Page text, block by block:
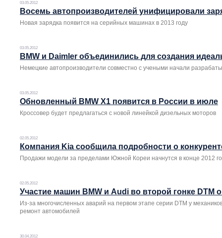
03.05.2012
Восемь автопроизводителей унифицировали
Новая зарядка появится на серийных машинах в 2013 году
03.05.2012
BMW и Daimler объединились для создания
Немецкие автопроизводители совместно с учеными начали
03.05.2012
Обновленный BMW X1 появится в России в июле
Кроссовер будет предлагаться с новой линейкой дизельных моторов
02.05.2012
Компания Kia сообщила подробности о
Продажи модели за пределами Южной Кореи начнутся в конце 2012
02.05.2012
Участие машин BMW и Audi во второй гонке DTM
Из-за многочисленных аварий на первом этапе серии DTM у
ремонт автомобилей
30.04.2012